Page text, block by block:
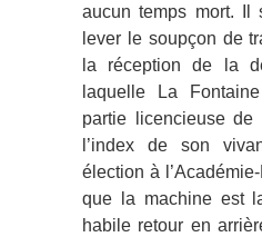
aucun temps mort. Il
lever le soupçon de
la réception de la
laquelle La
partie licencieuse
l’index de son
élection à
que la machine est
habile retour en